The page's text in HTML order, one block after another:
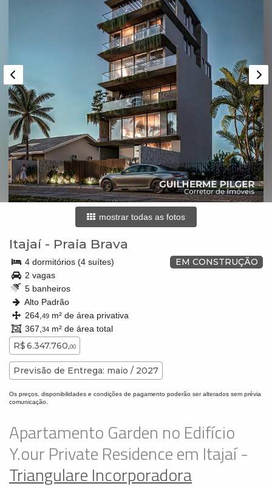
mostrar todas as fotos
Itajaí- Praia Brava
EM CONSTRUÇÃO
4 dormitórios (4 suítes)
2 vagas
5 banheiros
Alto Padrão
264, 49 m² de área privativa
367, 34 m² de área total
R$ 6.347.760,00
Previsão de Entrega: maio / 2027
Os preços, disponibilidades e condições de pagamento poderão ser alterados sem prévia
comunicação.
Apartamento Garden no Edifício
Y.our Private Residence em Itajaí -
Triangulare Incorporadora